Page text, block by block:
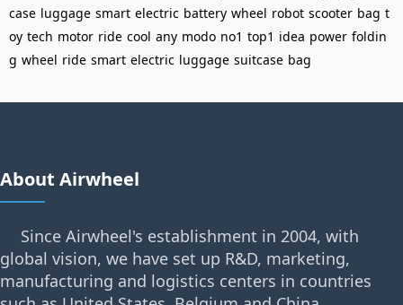
case luggage smart electric battery wheel robot scooter bag t
oy tech motor ride cool any modo no1 top1 idea power foldin
g wheel ride smart electric luggage suitcase bag
About Airwheel
Since Airwheel's establishment in 2004, with
global vision, we have set up R&D, marketing,
manufacturing and logistics centers in countries